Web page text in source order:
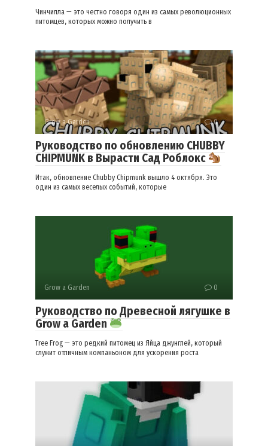
Чинчилла — это честно говоря один из самых революционных
питомцев, которых можно получить в
Grow a Garden 0
Руководство по обновлению CHUBBY
CHIPMUNK в Вырасти Сад Роблокс
Итак, обновление Chubby Chipmunk вышло 4 октября. Это
один из самых веселых событий, которые
Grow a Garden 0
Руководство по Древесной лягушке в
Grow a Garden
Tree Frog — это редкий питомец из Яйца джунглей, который
служит отличным компаньоном для ускорения роста